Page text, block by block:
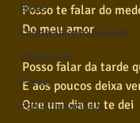
Blues
Conhecimento musical
Violão Solo
Poesia
Pop Internacional
Posso te falar do
Do meu amor
Posso falar da tarde
E aos poucos deixa
Que um dia eu te dei